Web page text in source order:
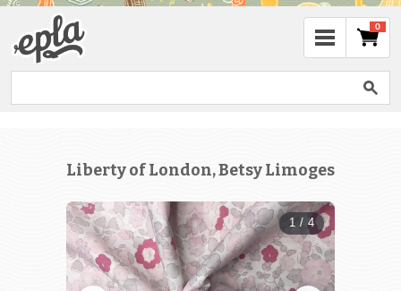
0
Liberty of London, Betsy Limoges
1 / 4